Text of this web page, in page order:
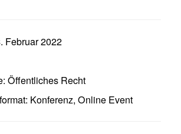
Februar 2022
Öffentliches Recht
Konferenz, Online Event